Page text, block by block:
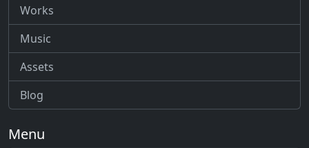
Works
Music
Assets
Blog
Menu